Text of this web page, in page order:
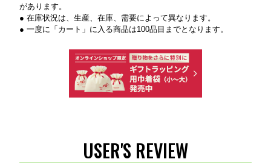
があります。
● 在庫状況は、生産、在庫、需要によって異なります。
● 一度に「カート」に入る商品は100品目までとなります。
USER'S REVIEW